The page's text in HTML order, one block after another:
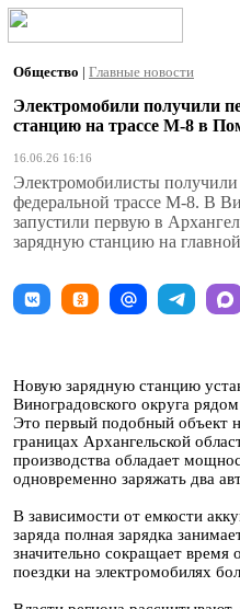
Общество | Главные новости
Электромобили получили
станцию на трассе М-8 в
16.06.26 16:16
Электромобилисты
федеральной трассе М-8. В
запустили первую в
зарядную станцию на
Новую зарядную станцию
Виноградовского округа
Это первый подобный объект
границах Архангельской
производства обладает
одновременно заряжать два
В зависимости от емкости
заряда полная зарядка
значительно сокращает время
поездки на электромобилях